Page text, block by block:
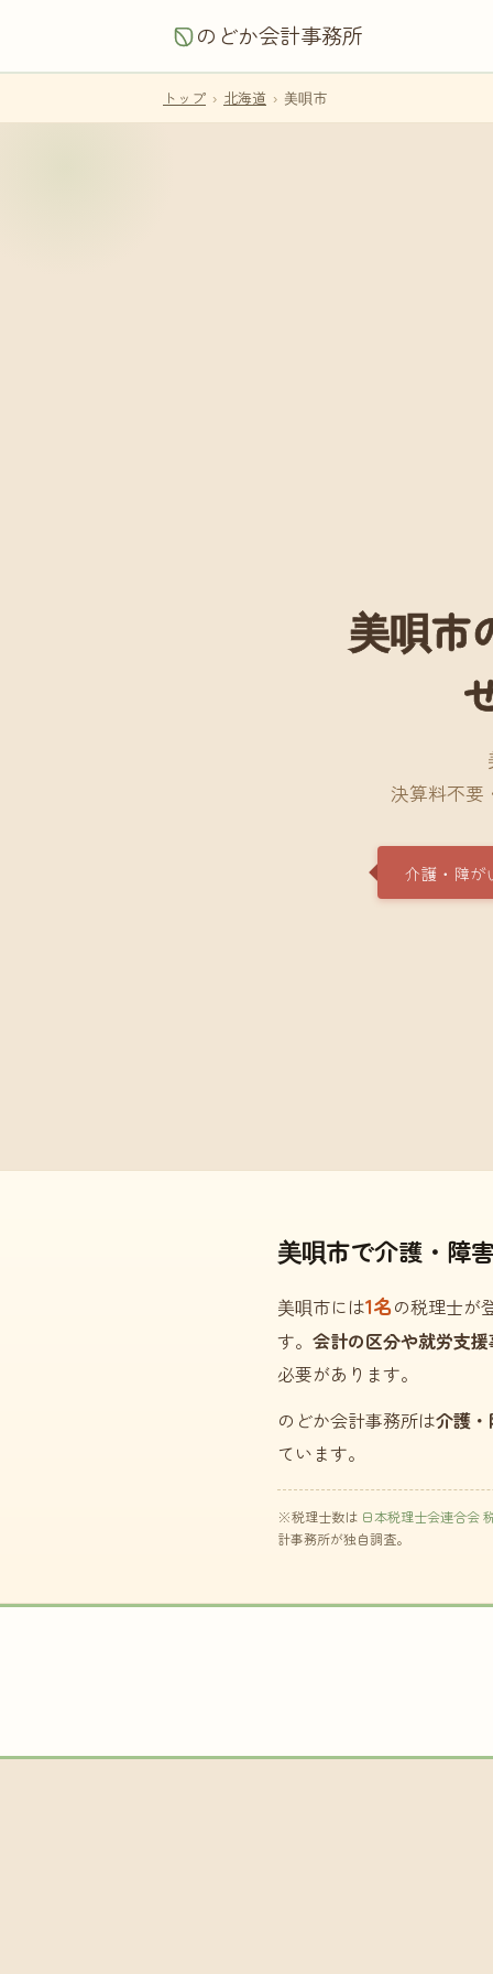
のどか会計事務所
トップ › 北海道 › 美唄市
美唄市
決算料不要
介護・障が
美唄市で介護・障
美唄市には1名の税理士が
す。 会計の区分や就労支
必要があります。
のどか会計事務所は介護
ています。
※税理士数は 日本税理士会連合会
計事務所が独自調査。